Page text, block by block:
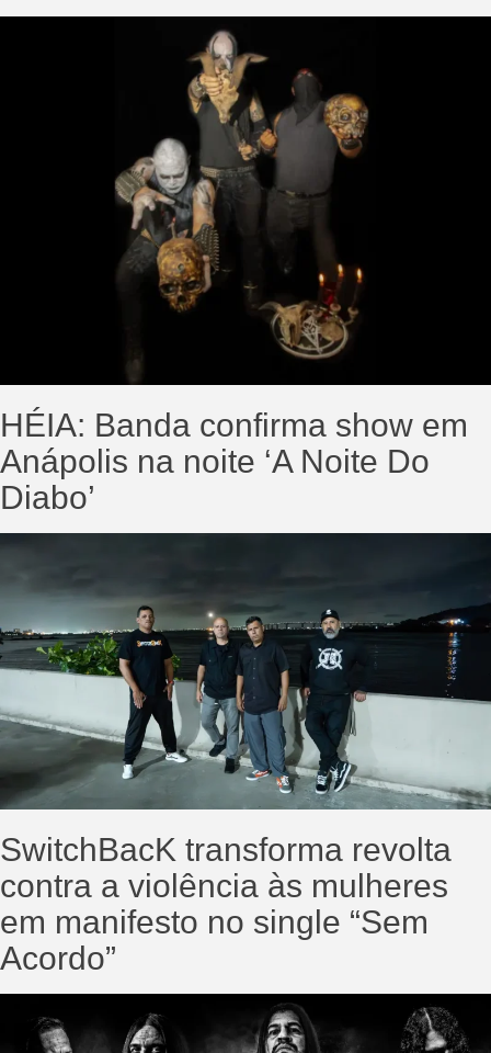
HÉIA: Banda confirma show em
Anápolis na noite ‘A Noite Do
Diabo’
SwitchBacK transforma revolta
contra a violência às mulheres
em manifesto no single “Sem
Acordo”